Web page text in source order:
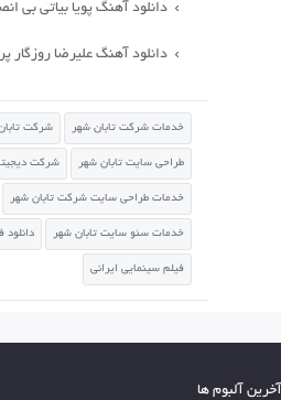
دانلود آهنگ پویا بیاتی بی
دانلود آهنگ علیرضا روزگار
خدمات شرکت تابان شهر شرکت
طراحی سایت تابان شهر شرکت
خدمات طراحی سایت شرکت تابان شهر
خدمات سئو سایت تابان شهر دانلود
فیلم سینمایی ایرانی
آخرین آلبوم ها